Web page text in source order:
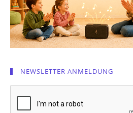
NEWSLETTER ANMELDUNG